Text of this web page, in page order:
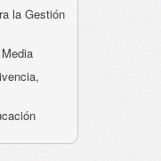
la Gestión